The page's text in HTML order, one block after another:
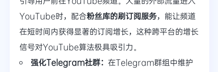
YouTube时，配合粉丝库的刷订阅服务，能让频道
在短时间内获得显著的订阅增长，这种跨平台的增长
信号对YouTube算法极具吸引力。
强化Telegram社群： 在Telegram群组中维护